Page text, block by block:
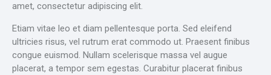
amet, consectetur adipiscing elit.
Etiam vitae leo et diam pellentesque porta. Sed eleifend
ultricies risus, vel rutrum erat commodo ut. Praesent finibus
congue euismod. Nullam scelerisque massa vel augue
placerat, a tempor sem egestas. Curabitur placerat finibus